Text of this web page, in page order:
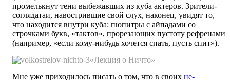
промелькнут тени выбежавших из куба актеров. Зрители-
соглядатаи, навострившие свой слух, наконец, увидят то,
что находится внутри куба: пюпитры с айпадами со
строчками букв, «тактов», прорезающих пустоту рефренами
(например, «если кому-нибудь хочется спать, пусть спит»).
«Лекция о Ничто»
Мне уже приходилось писать о том, что в своих не-